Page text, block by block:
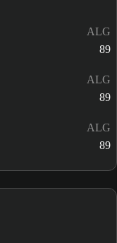
ALG
89
ALG
89
ALG
89